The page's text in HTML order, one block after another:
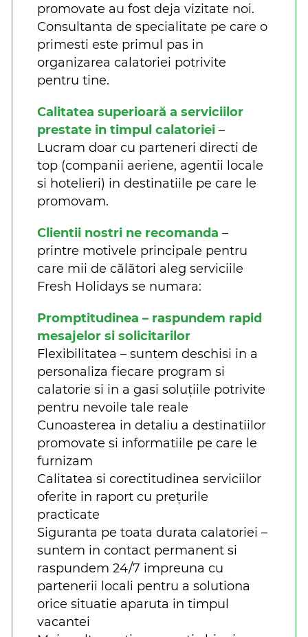
promovate au fost deja vizitate noi.
Consultanta de specialitate pe care o
primesti este primul pas in
organizarea calatoriei potrivite
pentru tine.
Calitatea superioară a serviciilor
prestate in timpul calatoriei –
Lucram doar cu parteneri directi de
top (companii aeriene, agentii locale
si hotelieri) in destinatiile pe care le
promovam.
Clientii nostri ne recomanda –
printre motivele principale pentru
care mii de călători aleg serviciile
Fresh Holidays se numara:
Promptitudinea – raspundem rapid
mesajelor si solicitarilor
Flexibilitatea – suntem deschisi in a
personaliza fiecare program si
calatorie si in a gasi soluțiile potrivite
pentru nevoile tale reale
Cunoasterea in detaliu a destinatiilor
promovate si informatiile pe care le
furnizam
Calitatea si corectitudinea serviciilor
oferite in raport cu prețurile
practicate
Siguranta pe toata durata calatoriei –
suntem in contact permanent si
raspundem 24/7 impreuna cu
partenerii locali pentru a solutiona
orice situatie aparuta in timpul
vacantei